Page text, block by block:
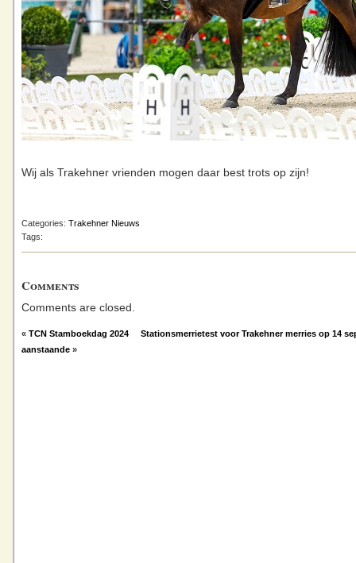
Wij als Trakehner vrienden mogen daar best trots op zijn!
Categories: Trakehner Nieuws
Tags:
Comments
Comments are closed.
« TCN Stamboekdag 2024
Stationsmerrietest voor Trakehner merries op 14
aanstaande »